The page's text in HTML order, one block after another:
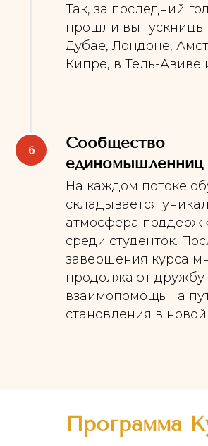
Так, за последний
прошли
Дубае, Лондоне,
Кипре, в Тель-Авиве
Сообщество
единомышленниц
На каждом потоке
складывается
атмосфера
среди студенток.
завершения курса
продолжают дружбу
взаимопомощь на
становления в
Программа